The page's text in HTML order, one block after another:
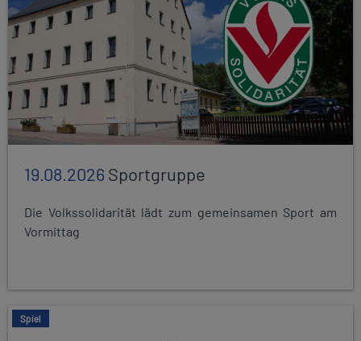
19.08.2026Sportgruppe
Die Volkssolidarität lädt zum gemeinsamen Sport am
Vormittag
Spiel